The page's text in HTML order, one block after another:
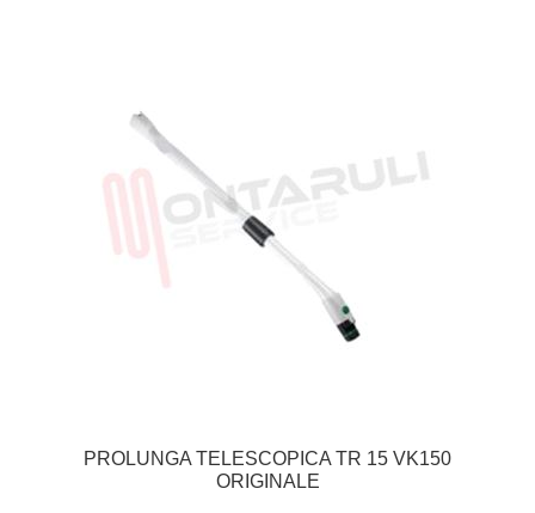
PROLUNGA TELESCOPICA TR 15 VK150
ORIGINALE